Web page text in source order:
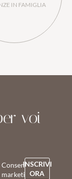
IN FAMIGLIA
voi
Consenso
marketing*
INSCRIVI
ORA